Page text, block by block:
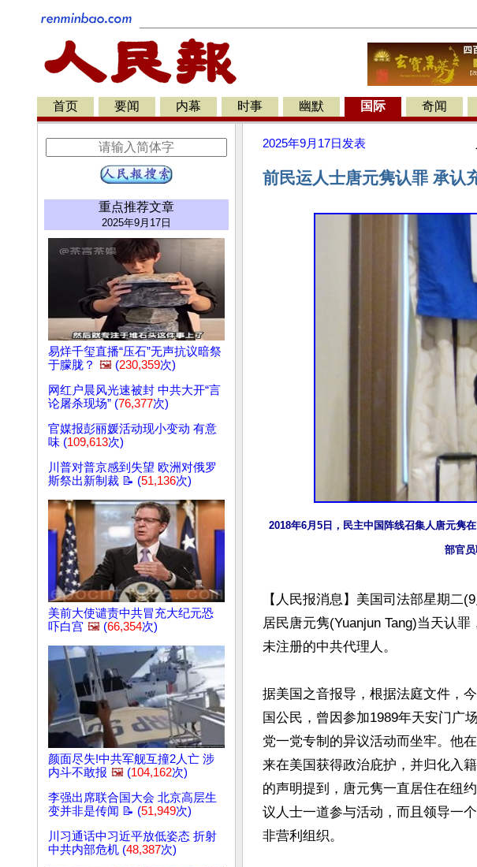
首页 要闻 内幕 时事 幽默 国际 奇闻
重点推荐文章
2025年9月17日
易烊千玺直播“压石”无声抗议暗祭
于朦胧？ 🖼️ (230,359次)
网红户晨风光速被封 中共大开“言
论屠杀现场” (76,377次)
官媒报彭丽媛活动现小变动 有意
味 (109,613次)
川普对普京感到失望 欧洲对俄罗
斯祭出新制裁 📝 (51,136次)
美前大使谴责中共冒充大纪元恐
吓白宫 🖼️ (66,354次)
颜面尽失!中共军舰互撞2人亡 涉
内斗不敢报 🖼️ (104,162次)
李强出席联合国大会 北京高层生
变并非是传闻 📝 (51,949次)
川习通话中习近平放低姿态 折射
中共内部危机 (48,387次)
2025年9月17日 发表
前民运人士唐元隽认罪 承认
2018年6月5日，民主中国阵线召集人唐元隽
部官员
【人民报消息】美国司法部星期二
居民唐元隽(Yuanjun Tang)当天认
未注册的中共代理人。
据美国之音报导，根据法庭文件，
国公民，曾因参加1989年天安门广
党一党专制的异议活动而坐牢。他
来在美国获得政治庇护，并归化入
的声明提到，唐元隽一直居住在纽
议人士一道参与活动，而且领导一
非营利组织。